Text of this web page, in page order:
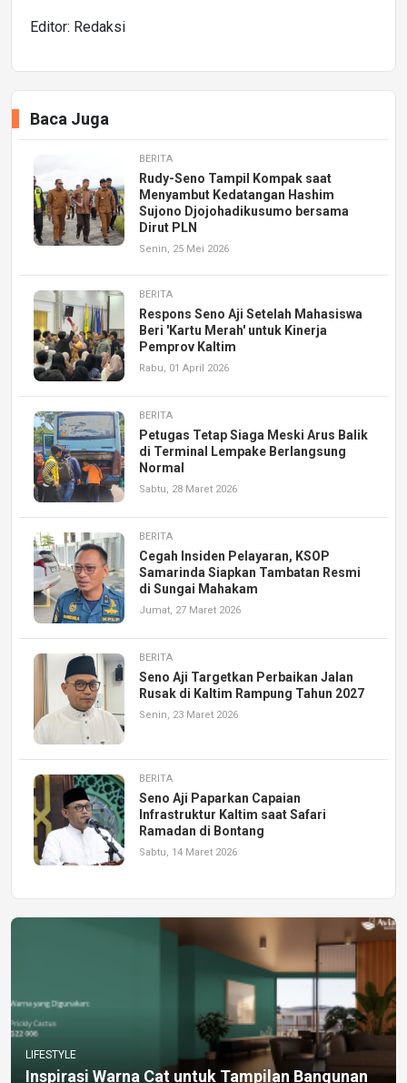
Editor: Redaksi
Baca Juga
BERITA
Rudy-Seno Tampil Kompak saat
Menyambut Kedatangan Hashim
Sujono Djojohadikusumo bersama
Dirut PLN
Senin, 25 Mei 2026
BERITA
Respons Seno Aji Setelah Mahasiswa
Beri 'Kartu Merah' untuk Kinerja
Pemprov Kaltim
Rabu, 01 April 2026
BERITA
Petugas Tetap Siaga Meski Arus Balik
di Terminal Lempake Berlangsung
Normal
Sabtu, 28 Maret 2026
BERITA
Cegah Insiden Pelayaran, KSOP
Samarinda Siapkan Tambatan Resmi
di Sungai Mahakam
Jumat, 27 Maret 2026
BERITA
Seno Aji Targetkan Perbaikan Jalan
Rusak di Kaltim Rampung Tahun 2027
Senin, 23 Maret 2026
BERITA
Seno Aji Paparkan Capaian
Infrastruktur Kaltim saat Safari
Ramadan di Bontang
Sabtu, 14 Maret 2026
LIFESTYLE
Inspirasi Warna Cat untuk Tampilan Bangunan